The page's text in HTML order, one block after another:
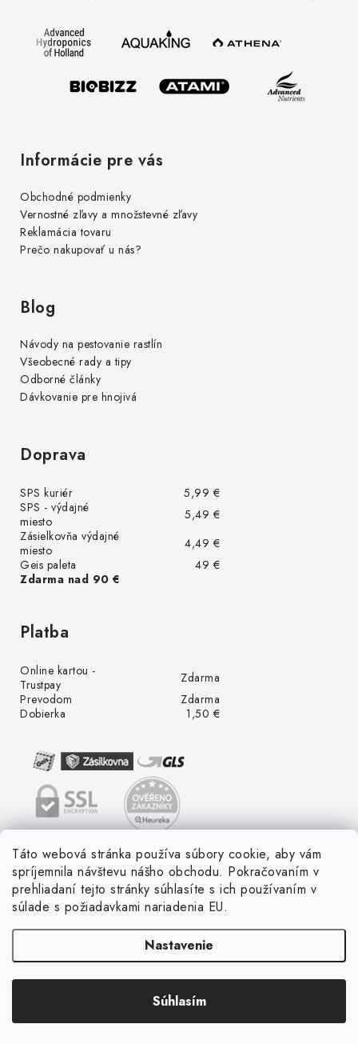
Táto webová stránka používa súbory cookie, aby vám
spríjemnila návštevu nášho obchodu. Pokračovaním v
prehliadaní tejto stránky súhlasíte s ich používaním v
súlade s požiadavkami nariadenia EU.
Nastavenie
Súhlasím
Informácie pre vás
Obchodné podmienky
Vernostné zľavy a množstevné zľavy
Reklamácia tovaru
Prečo nakupovať u nás?
Blog
Návody na pestovanie rastlín
Všeobecné rady a tipy
Odborné články
Dávkovanie pre hnojivá
Doprava
SPS kuriér
5,99 €
SPS - výdajné
miesto
5,49 €
Zásielkovňa výdajné
miesto
4,49 €
Geis paleta
49 €
Zdarma nad 90 €
Platba
Online kartou -
Trustpay
Zdarma
Prevodom
Zdarma
Dobierka
1,50 €
LED ME GROW. Všetky práva vyhradené.